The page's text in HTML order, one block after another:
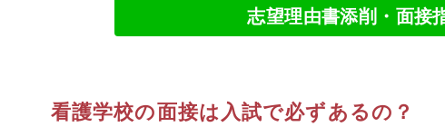
志望理由書添削・面接
看護学校の面接は入試で必ずあるの？